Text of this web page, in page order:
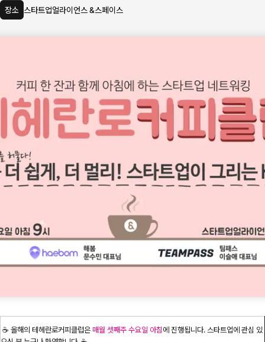
장소 스타트업얼라이언스 &스페이스
☕️ 올해의 테헤란로커피클럽은 매월 셋째주 수요일 아침 에 진행됩니다. 스타트업에 관심 있